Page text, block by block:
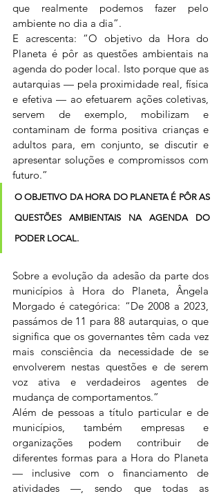
que realmente podemos fazer pelo
ambiente no dia a dia”.
E acrescenta: “O objetivo da Hora do
Planeta é pôr as questões ambientais na
agenda do poder local. Isto porque que as
autarquias — pela proximidade real, física
e efetiva — ao efetuarem ações coletivas,
servem de exemplo, mobilizam e
contaminam de forma positiva crianças e
adultos para, em conjunto, se discutir e
apresentar soluções e compromissos com
futuro.”
O OBJETIVO DA HORA DO PLANETA É PÔR AS
QUESTÕES AMBIENTAIS NA AGENDA DO
PODER LOCAL.
Sobre a evolução da adesão da parte dos
municípios à Hora do Planeta, Ângela
Morgado é categórica: “De 2008 a 2023,
passámos de 11 para 88 autarquias, o que
significa que os governantes têm cada vez
mais consciência da necessidade de se
envolverem nestas questões e de serem
voz ativa e verdadeiros agentes de
mudança de comportamentos.”
Além de pessoas a título particular e de
municípios, também empresas e
organizações podem contribuir de
diferentes formas para a Hora do Planeta
— inclusive com o financiamento de
atividades —, sendo que todas as